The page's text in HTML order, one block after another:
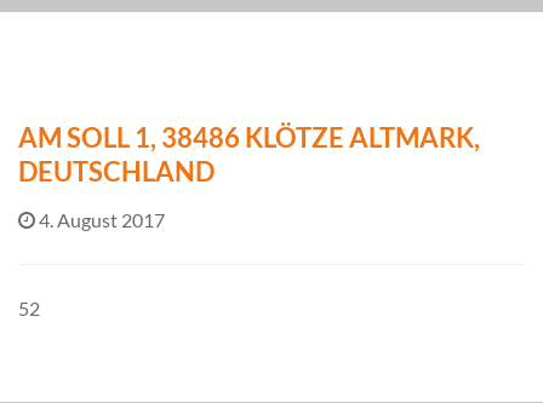
AM SOLL 1, 38486 KLÖTZE ALTMARK,
DEUTSCHLAND
4. August 2017
52